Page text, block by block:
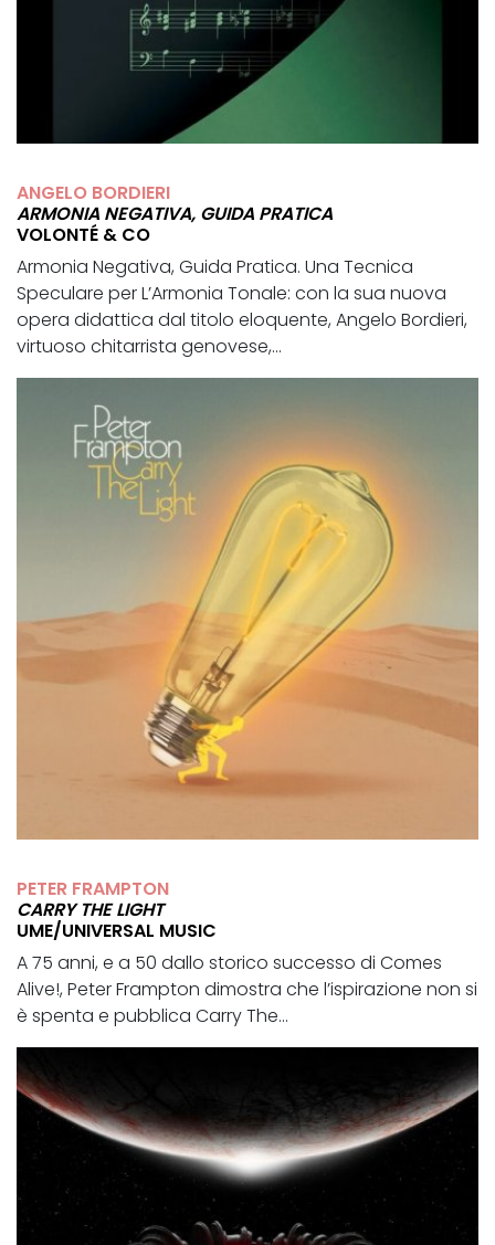
ANGELO BORDIERI
ARMONIA NEGATIVA, GUIDA PRATICA
VOLONTÉ & CO
Armonia Negativa, Guida Pratica. Una Tecnica
Speculare per L’Armonia Tonale: con la sua nuova
opera didattica dal titolo eloquente, Angelo Bordieri,
virtuoso chitarrista genovese,...
PETER FRAMPTON
CARRY THE LIGHT
UME/UNIVERSAL MUSIC
A 75 anni, e a 50 dallo storico successo di Comes
Alive!, Peter Frampton dimostra che l’ispirazione non si
è spenta e pubblica Carry The...